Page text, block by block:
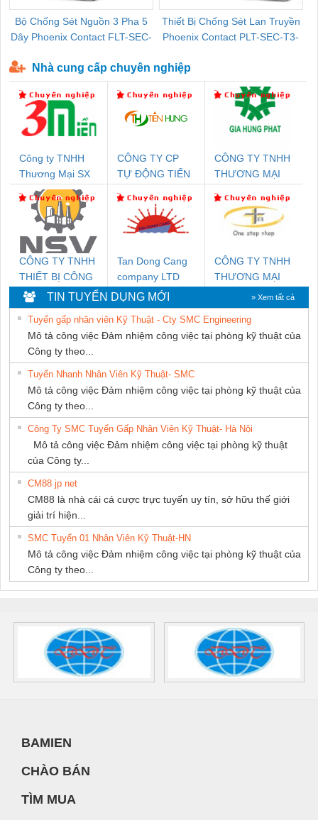
Bộ Chống Sét Nguồn 3 Pha 5
Dây Phoenix Contact FLT-SEC-
Thiết Bị Chống Sét Lan Truyền
Phoenix Contact PLT-SEC-T3-
Nhà cung cấp chuyên nghiệp
Công ty TNHH
Thương Mại SX
Ba Miền
CÔNG TY CP
TỰ ĐỘNG TIẾN
CÔNG TY TNHH
THƯƠNG MẠI
THUẬT ĐIỆN CƠ
GIA HƯNG
PHÁT
CÔNG TY TNHH
THIẾT BỊ CÔNG
NGHIỆP NIHON
SETSUBI VIỆT
NAM
Tan Dong Cang
company LTD
CÔNG TY TNHH
THƯƠNG MẠI
THIÊN ÂN VIỆT
NAM
TIN TUYỂN DỤNG MỚI » Xem tất cả
Tuyển gấp nhân viên Kỹ Thuật - Cty SMC Engineering
Mô tả công việc Đảm nhiệm công việc tại phòng kỹ thuật của
Công ty theo...
Tuyển Nhanh Nhân Viên Kỹ Thuật- SMC
Mô tả công việc Đảm nhiệm công việc tại phòng kỹ thuật của
Công ty theo...
Công Ty SMC Tuyển Gấp Nhân Viên Kỹ Thuật- Hà Nội
Mô tả công việc Đảm nhiệm công việc tại phòng kỹ thuật
của Công ty...
CM88 jp net
CM88 là nhà cái cá cược trực tuyến uy tín, sở hữu thế giới
giải trí hiện...
SMC Tuyển 01 Nhân Viên Kỹ Thuật-HN
Mô tả công việc Đảm nhiệm công việc tại phòng kỹ thuật của
Công ty theo...
BAMIEN
CHÀO BÁN
TÌM MUA